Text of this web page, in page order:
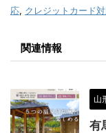
応, クレジットカード
関連情報
山
有